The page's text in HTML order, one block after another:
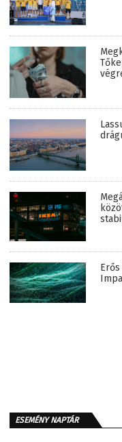
ESEMÉNY NAPTÁR